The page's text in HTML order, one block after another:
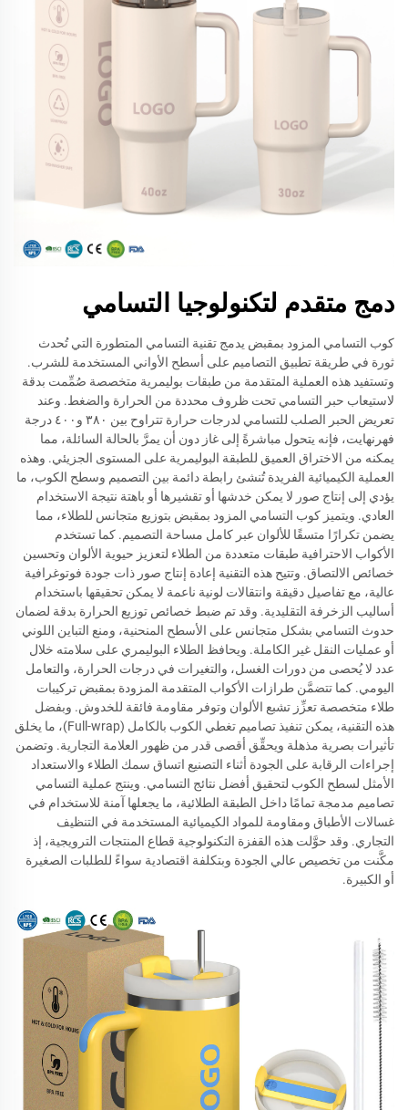
دمج متقدم لتكنولوجيا التسامي
كوب التسامي المزود بمقبض يدمج تقنية التسامي المتطورة التي تُحدث
ثورة في طريقة تطبيق التصاميم على أسطح الأواني المستخدمة للشرب.
وتستفيد هذه العملية المتقدمة من طبقات بوليمرية متخصصة صُمِّمت بدقة
لاستيعاب حبر التسامي تحت ظروف محددة من الحرارة والضغط. وعند
تعريض الحبر الصلب للتسامي لدرجات حرارة تتراوح بين ٣٨٠ و٤٠٠ درجة
فهرنهايت، فإنه يتحول مباشرةً إلى غاز دون أن يمرَّ بالحالة السائلة، مما
يمكنه من الاختراق العميق للطبقة البوليمرية على المستوى الجزيئي. وهذه
العملية الكيميائية الفريدة تُنشئ رابطة دائمة بين التصميم وسطح الكوب، ما
يؤدي إلى إنتاج صور لا يمكن خدشها أو تقشيرها أو باهتة نتيجة الاستخدام
العادي. ويتميز كوب التسامي المزود بمقبض بتوزيع متجانس للطلاء، مما
يضمن تكرارًا متسقًا للألوان عبر كامل مساحة التصميم. كما تستخدم
الأكواب الاحترافية طبقات متعددة من الطلاء لتعزيز حيوية الألوان وتحسين
خصائص الالتصاق. وتتيح هذه التقنية إعادة إنتاج صور ذات جودة فوتوغرافية
عالية، مع تفاصيل دقيقة وانتقالات لونية ناعمة لا يمكن تحقيقها باستخدام
أساليب الزخرفة التقليدية. وقد تم ضبط خصائص توزيع الحرارة بدقة لضمان
حدوث التسامي بشكل متجانس على الأسطح المنحنية، ومنع التباين اللوني
أو عمليات النقل غير الكاملة. ويحافظ الطلاء البوليمري على سلامته خلال
عدد لا يُحصى من دورات الغسل، والتغيرات في درجات الحرارة، والتعامل
اليومي. كما تتضمَّن طرازات الأكواب المتقدمة المزودة بمقبض تركيبات
طلاء متخصصة تعزِّز تشبع الألوان وتوفر مقاومة فائقة للخدوش. وبفضل
هذه التقنية، يمكن تنفيذ تصاميم تغطي الكوب بالكامل (Full-wrap)، ما يخلق
تأثيرات بصرية مذهلة ويحقِّق أقصى قدر من ظهور العلامة التجارية. وتضمن
إجراءات الرقابة على الجودة أثناء التصنيع اتساق سمك الطلاء والاستعداد
الأمثل لسطح الكوب لتحقيق أفضل نتائج التسامي. وينتج عملية التسامي
تصاميم مدمجة تمامًا داخل الطبقة الطلائية، ما يجعلها آمنة للاستخدام في
غسالات الأطباق ومقاومة للمواد الكيميائية المستخدمة في التنظيف
التجاري. وقد حوَّلت هذه القفزة التكنولوجية قطاع المنتجات الترويجية، إذ
مكَّنت من تخصيص عالي الجودة وبتكلفة اقتصادية سواءً للطلبات الصغيرة
أو الكبيرة.